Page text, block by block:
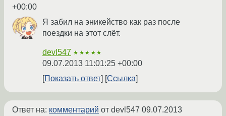
+00:00
Я забил на эникейство как раз после
поездки на этот слёт.
devl547 ★★★★★
09.07.2013 11:01:25 +00:00
Показать ответ
Ссылка
Ответ на: комментарий от devl547 09.07.2013